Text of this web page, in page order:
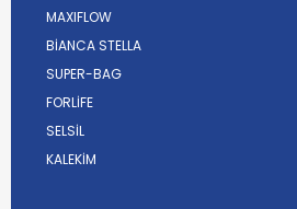
MAXIFLOW
BİANCA STELLA
SUPER-BAG
FORLİFE
SELSİL
KALEKİM